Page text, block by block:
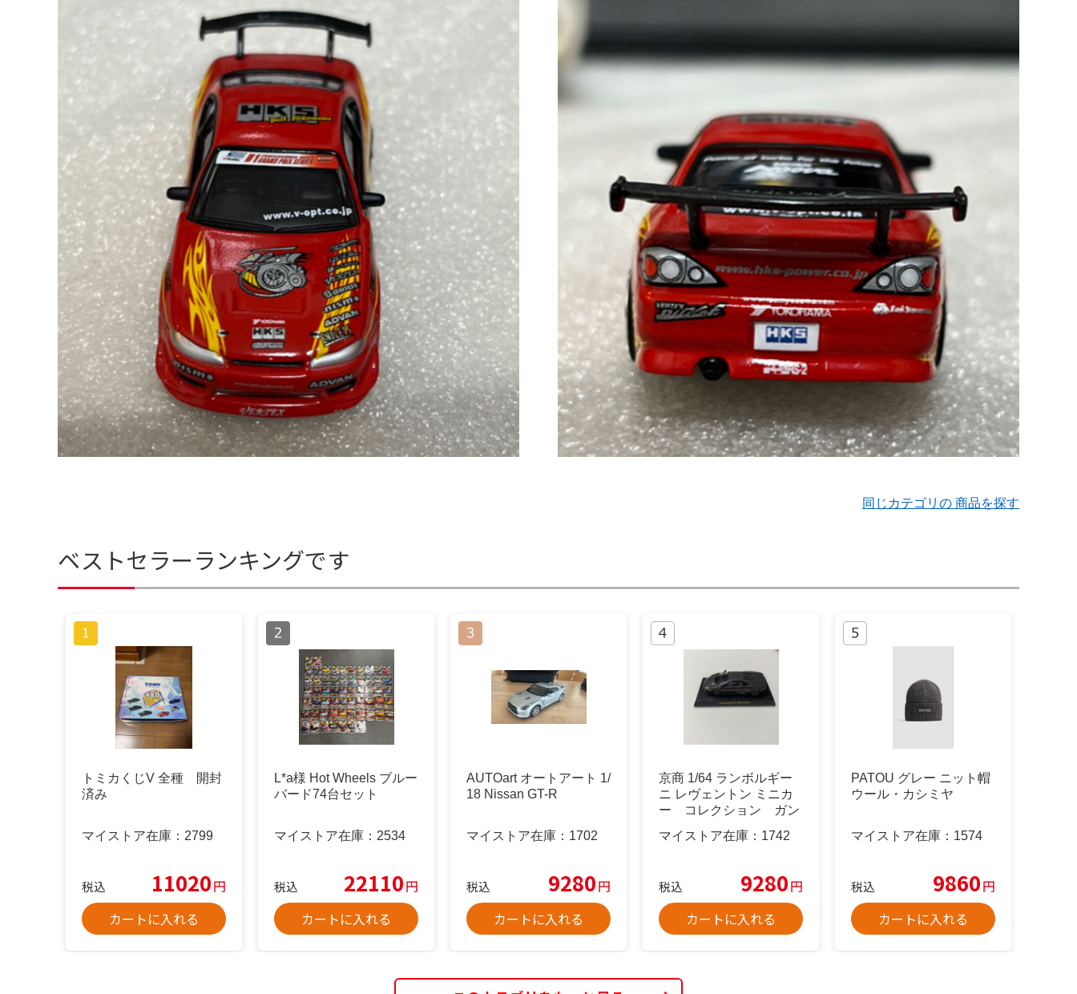
同じカテゴリの 商品を探す
ベストセラーランキングです
トミカくじV 全種 開封
済み
マイストア在庫： 2799
税込 11020円
カートに入れる
L*a様 Hot Wheels ブルー
バード74台セット
マイストア在庫： 2534
税込 22110円
カートに入れる
AUTOart オートアート 1/
18 Nissan GT-R
マイストア在庫： 1702
税込 9280円
カートに入れる
京商 1/64 ランボルギー
ニ レヴェントン ミニカ
ー コレクション ガン
マイストア在庫： 1742
税込 9280円
カートに入れる
PATOU グレー ニット帽
ウール・カシミヤ
マイストア在庫： 1574
税込 9860円
カートに入れる